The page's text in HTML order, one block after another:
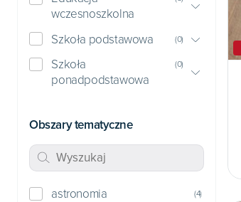
wczesnoszkolna
Szkoła podstawowa (0)
Szkoła
ponadpodstawowa
(0)
Obszary tematyczne
astronomia (4)